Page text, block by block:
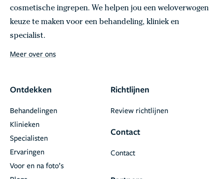
cosmetische ingrepen. We helpen jou een weloverwogen
keuze te maken voor een behandeling, kliniek en
specialist.
Meer over ons
Ontdekken
Behandelingen
Klinieken
Specialisten
Ervaringen
Voor en na foto’s
Richtlijnen
Review richtlijnen
Contact
Contact